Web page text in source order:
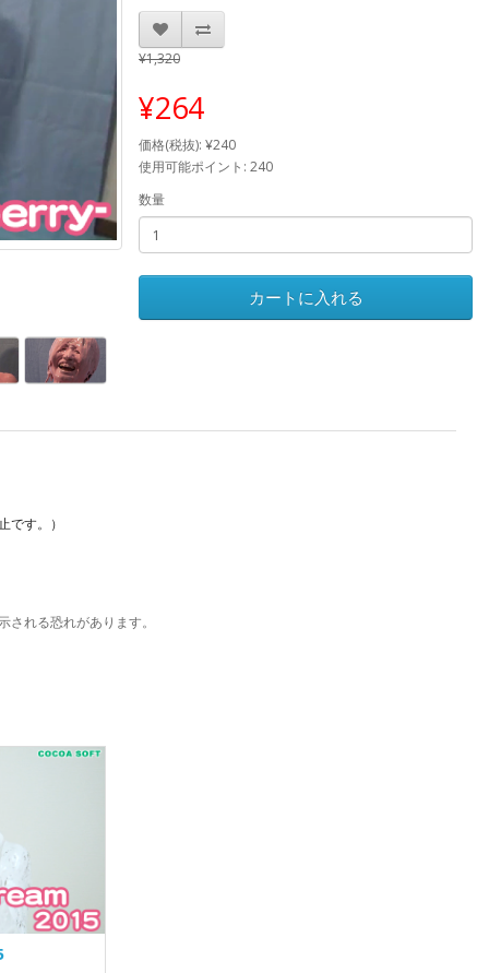
¥1,320
¥264
価格(税抜): ¥240
使用可能ポイント: 240
数量
カートに入れる
です。）
れる恐れがあります。